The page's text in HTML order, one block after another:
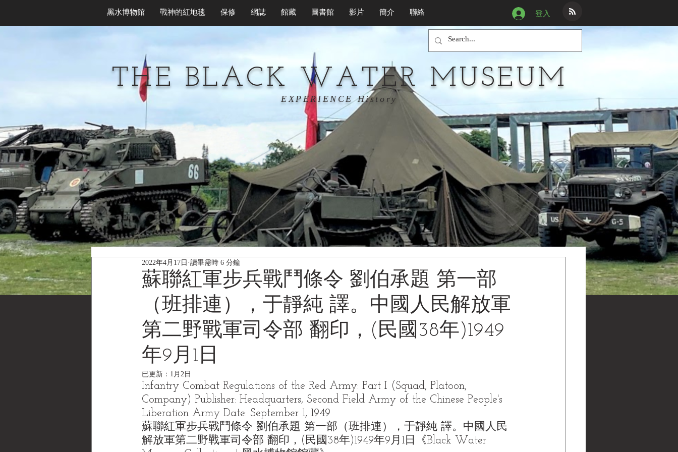
黑水博物館 戰神的紅地毯 保修 網誌 館藏 圖書館 影片 簡介 聯絡 登入
THE BLACK WATER MUSEUM
EXPERIENCE History
蘇聯紅軍步兵戰鬥條令 劉伯承題 第一部
（班排連），于靜純 譯。中國人民解放軍
第二野戰軍司令部 翻印，(民國38年)1949
年9月1日
2022年4月17日 讀畢需時 6 分鐘
已更新： 1月2日
Infantry Combat Regulations of the Red Army: Part I (Squad, Platoon,
Company) Publisher: Headquarters, Second Field Army of the Chinese People's
Liberation Army Date: September 1, 1949
蘇聯紅軍步兵戰鬥條令 劉伯承題 第一部（班排連），于靜純 譯。中國人民
解放軍第二野戰軍司令部 翻印，(民國38年)1949年9月1日
《Black Water